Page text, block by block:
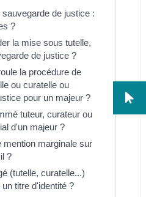
de justice :
?
la mise sous tutelle,
de justice ?
la procédure de
ou curatelle ou
pour un majeur ?
tuteur, curateur ou
d'un majeur ?
mention marginale sur
?
(tutelle, curatelle...)
titre d'identité ?